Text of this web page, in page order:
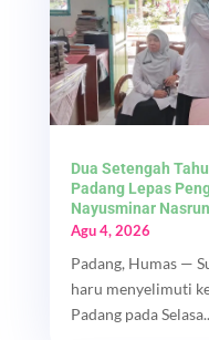
Dua Setengah
Padang Lepas
Nayusminar Nasrun
Agu 4, 2026
Padang, Humas —
haru menyelimuti
Padang pada